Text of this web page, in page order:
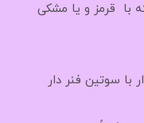
قرمز و یا مشکی
سوتین فنر دار